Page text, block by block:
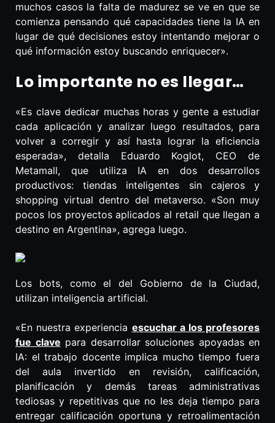
muchos casos la falta de madurez se ve en que se
comienza pensando qué capacidades tiene la IA en
lugar de qué decisiones estoy intentando mejorar o
qué información estoy buscando enriquecer».
Lo importante no es llegar…
«Es clave dedicar muchas horas y gente a estudiar
cada aplicación y analizar luego resultados, para
volver a corregir y así hasta lograr la eficiencia
esperada», detalla Eduardo Koglot, CEO de
Metamall, que utiliza IA en dos desarrollos
productivos: tiendas inteligentes sin cajeros y
shopping virtual dentro del metaverso. «Son muy
pocos los proyectos aplicados al retail que llegan a
destino en Argentina», agrega luego.
Los bots, como el del Gobierno de la Ciudad,
utilizan inteligencia artificial.
«En nuestra experiencia escuchar a los profesores
fue clave para desarrollar soluciones apoyadas en
IA: el trabajo docente implica mucho tiempo fuera
del aula invertido en revisión, calificación,
planificación y demás tareas administrativas
tediosas y repetitivas que no les deja tiempo para
entregar calificación oportuna y retroalimentación